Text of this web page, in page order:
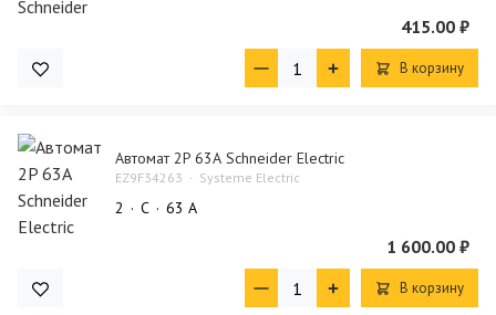
415.00 ₽
В корзину
Автомат 2P 63А Schneider Electric
EZ9F34263 Systeme Electric
2 C 63 А
1 600.00 ₽
В корзину